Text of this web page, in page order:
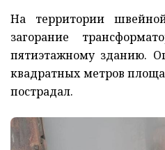
На территории
загорание
пятиэтажному зданию.
квадратных метров
пострадал.